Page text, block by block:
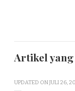
Artikel
UPDATED ONJULI 26,